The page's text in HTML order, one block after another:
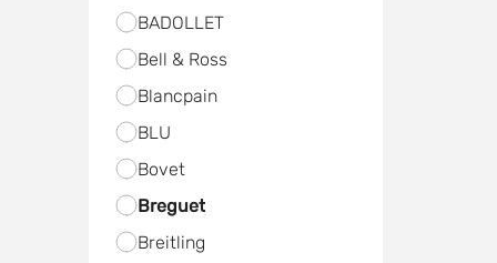
BADOLLET
Bell & Ross
Blancpain
BLU
Bovet
Breguet
Breitling